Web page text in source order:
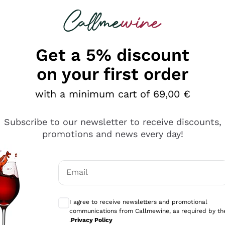
looking for
diversi e con un ampio range di prezzo. Le
Get a 5% discount
on your first order
with a minimum cart of 69,00 €
Subscribe to our newsletter to receive discounts,
promotions and news every day!
Email
I agree to receive newsletters and promotional
communications from Callmewine, as required by
.Privacy Policy